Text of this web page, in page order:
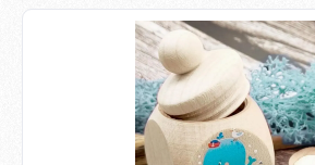
auf.Ob zur Taufe, zum Geburtstag oder
Aufmerksamkeit – diese Milchzahndose
Geschenkidee, die Freude bereitet und
bewahrt.Bitte beachte, dass bei
entsprechend kleiner ausfallen kann, um